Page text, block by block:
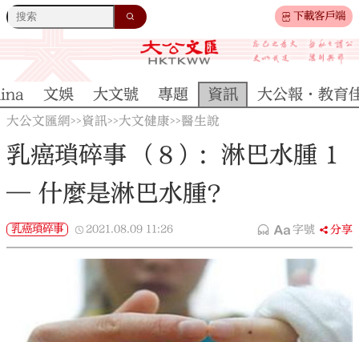
下載客戶端
文娛 大文號 專題 資訊 大公報·教育
大公文匯網>>資訊>>大文健康>>醫生說
乳癌瑣碎事 （8）：淋巴水腫 1
— 什麼是淋巴水腫？
乳癌瑣碎事 2021.08.09 11:26 字號 分享